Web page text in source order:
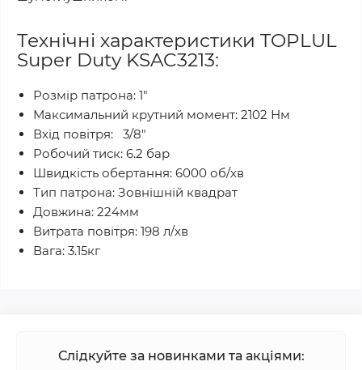
Технічні характеристики TOPLUL
Super Duty KSAC3213:
Розмір патрона: 1"
Максимальний крутний момент: 2102 Нм
Вхід повітря: 3/8"
Робочий тиск: 6.2 бар
Швидкість обертання: 6000 об/хв
Тип патрона: Зовнішній квадрат
Довжина: 224мм
Витрата повітря: 198 л/хв
Вага: 3.15кг
Слідкуйте за новинками та акціями: